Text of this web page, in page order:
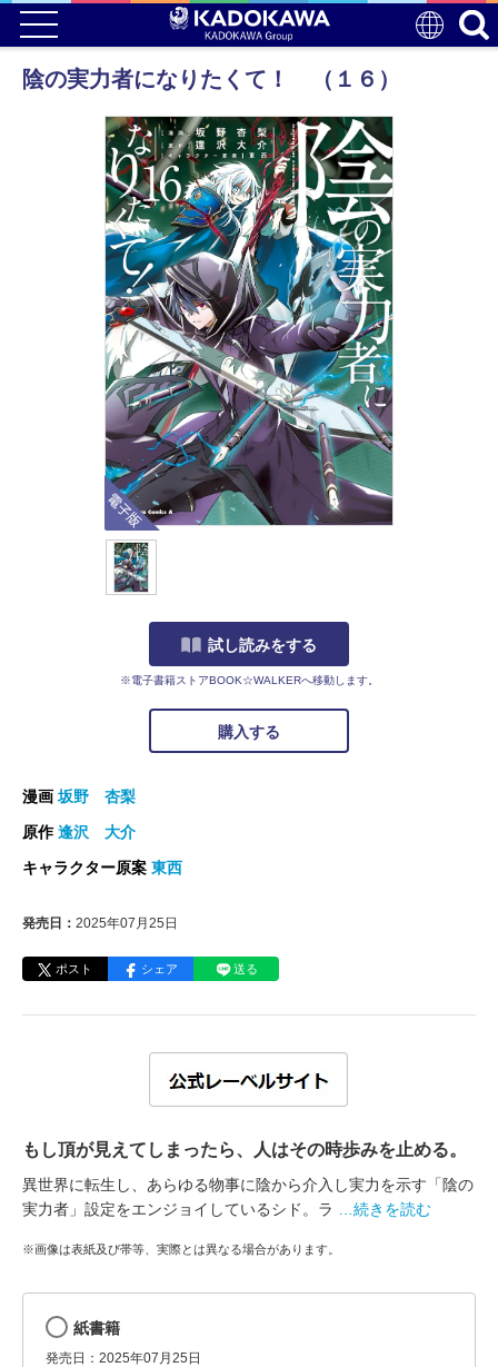
陰の実力者になりたくて！ （１６）
電子版
試し読みをする
※電子書籍ストアBOOK☆WALKERへ移動します。
購入する
漫画坂野 杏梨
原作逢沢 大介
キャラクター原案 東西
発売日： 2025年07月25日
ポスト シェア 送る
もし頂が見えてしまったら、人はその時歩みを止める。
異世界に転生し、あらゆる物事に陰から介入し実力を示す「陰の
実力者」設定をエンジョイしているシド。ラ
…続きを読む
※画像は表紙及び帯等、実際とは異なる場合があります。
紙書籍
発売日：2025年07月25日